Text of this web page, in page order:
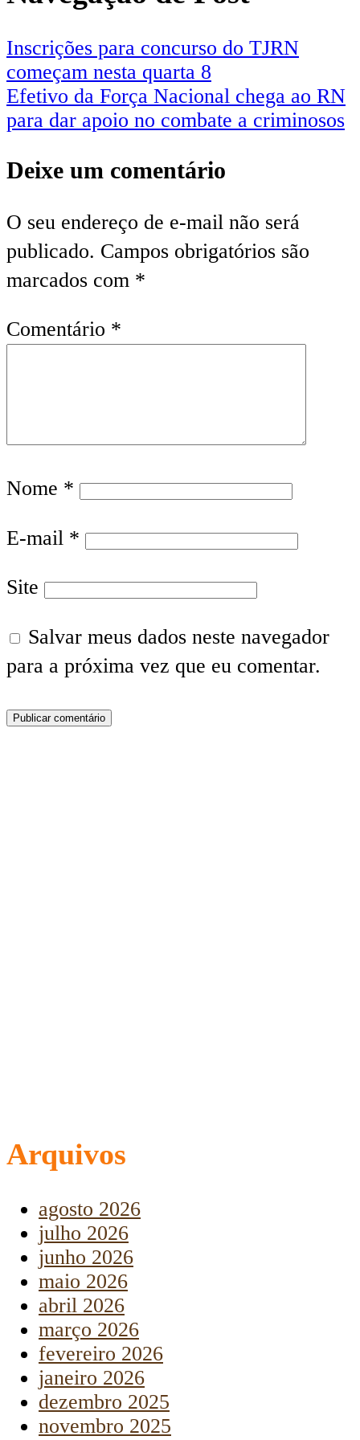
Inscrições para concurso do TJRN
começam nesta quarta 8
Efetivo da Força Nacional chega ao RN
para dar apoio no combate a criminosos
Deixe um comentário
O seu endereço de e-mail não será
publicado. Campos obrigatórios são
marcados com *
Comentário *
Nome *
E-mail *
Site
Salvar meus dados neste navegador
para a próxima vez que eu comentar.
Arquivos
agosto 2026
julho 2026
junho 2026
maio 2026
abril 2026
março 2026
fevereiro 2026
janeiro 2026
dezembro 2025
novembro 2025